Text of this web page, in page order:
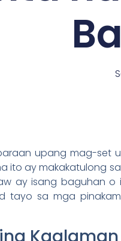
upang mag-set
ito ay makakatulong
ay isang baguhan
tayo sa mga